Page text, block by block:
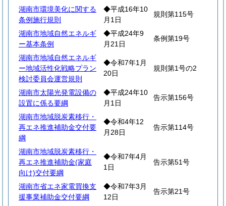
湖南市環境美化に関する
条例施行規則
◆平成16年10
月1日
規則第115号
湖南市地域自然エネルギ
ー基本条例
◆平成24年9
月21日
条例第19号
湖南市地域自然エネルギ
ー地域活性化戦略プラン
検討委員会運営規則
◆令和7年1月
20日
規則第1号の2
湖南市太陽光発電設備の
設置に係る要綱
◆平成24年10
月1日
告示第156号
湖南市地域脱炭素移行・
再エネ推進補助金交付要
綱
◆令和4年12
月28日
告示第114号
湖南市地域脱炭素移行・
再エネ推進補助金(家庭
向け)交付要綱
◆令和7年4月
1日
告示第51号
湖南市省エネ家電買換支
援事業補助金交付要綱
◆令和7年3月
12日
告示第21号